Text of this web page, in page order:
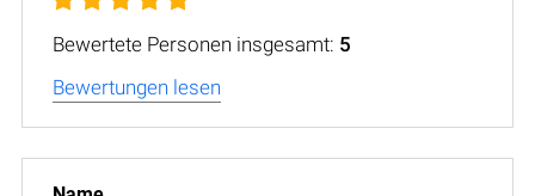
Bewertete Personen insgesamt: 5
Bewertungen lesen